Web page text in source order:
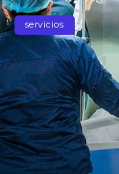
servicios